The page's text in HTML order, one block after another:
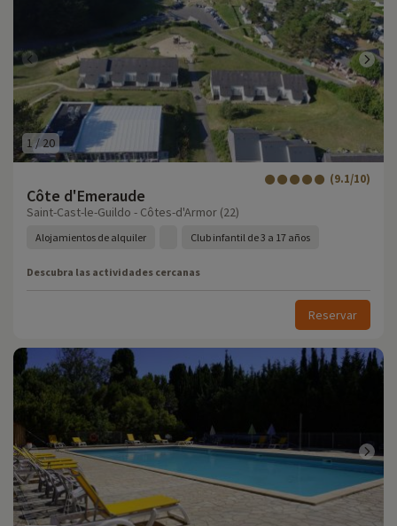
1 /20
Côte d'Emeraude
(9.1/10)
Saint-Cast-le-Guildo - Côtes-d'Armor (22)
Alojamientos de alquiler Club infantil de 3 a 17 años
Descubra las actividades cercanas
Reservar